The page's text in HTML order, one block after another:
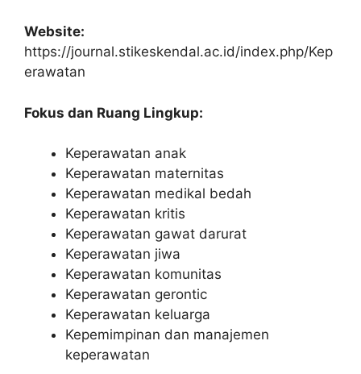
Website:
https://journal.stikeskendal.ac.id/index.php/Kep
erawatan
Fokus dan Ruang Lingkup:
Keperawatan anak
Keperawatan maternitas
Keperawatan medikal bedah
Keperawatan kritis
Keperawatan gawat darurat
Keperawatan jiwa
Keperawatan komunitas
Keperawatan gerontic
Keperawatan keluarga
Kepemimpinan dan manajemen
keperawatan